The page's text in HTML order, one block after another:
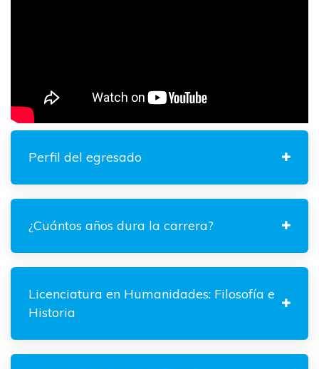
Perfil del egresado
¿Cuántos años dura la carrera?
Licenciatura en Humanidades: Filosofía e
Historia